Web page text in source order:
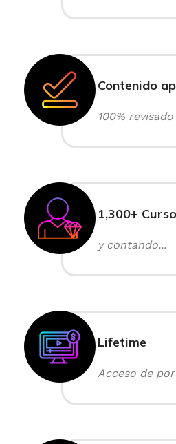
Contenido
100%
1,300+
y contando...
Lifetime
Acceso de